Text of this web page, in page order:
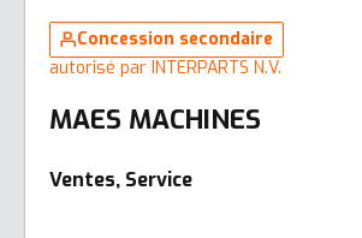
Concession secondaire
autorisé par INTERPARTS N.V.
MAES MACHINES
Ventes, Service